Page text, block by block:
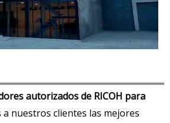
autorizados de RICOH para
a nuestros clientes las mejores